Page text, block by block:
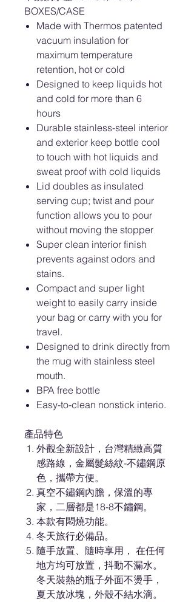
BOXES/CASE
Made with Thermos patented
vacuum insulation for
maximum temperature
retention, hot or cold
Designed to keep liquids hot
and cold for more than 6
hours
Durable stainless-steel interior
and exterior keep bottle cool
to touch with hot liquids and
sweat proof with cold liquids
Lid doubles as insulated
serving cup; twist and pour
function allows you to pour
without moving the stopper
Super clean interior finish
prevents against odors and
stains.
Compact and super light
weight to easily carry inside
your bag or carry with you for
travel.
Designed to drink directly from
the mug with stainless steel
mouth.
BPA free bottle
Easy-to-clean nonstick interio.
產品特色
外觀全新設計，台灣精緻高質
感路線，金屬髮絲紋-不鏽鋼原
色，攜帶方便。
真空不鏽鋼內膽，保溫的專
家，二層都是18-8不鏽鋼。
本款有悶燒功能。
冬天旅行必備品。
隨手放置、隨時享用， 在任何
地方均可放置，抖動不漏水。
冬天裝熱的瓶子外面不燙手，
夏天放冰塊，外殼不結水滴。